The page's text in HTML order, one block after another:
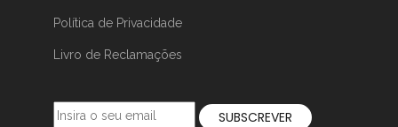
Política de Privacidade
Livro de Reclamações